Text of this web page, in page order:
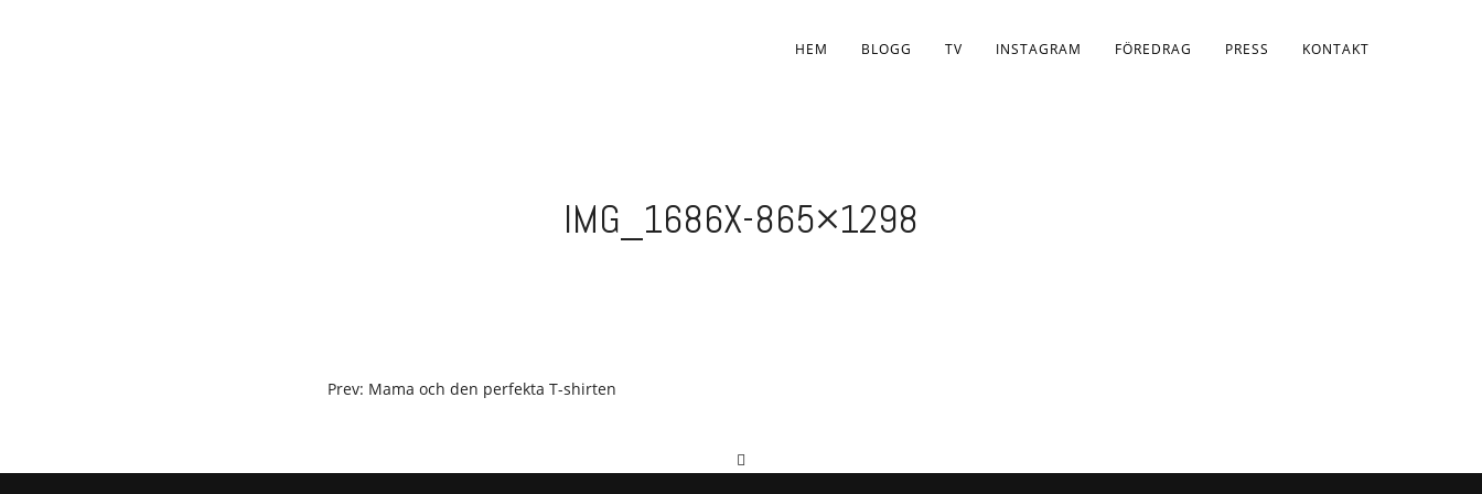
HEM BLOGG TV INSTAGRAM FÖREDRAG PRESS KONTAKT
IMG_1686X-865×1298
POST
Prev: Mama och den perfekta T-shirten